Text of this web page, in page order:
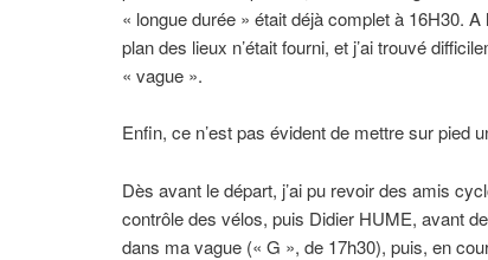
« longue durée » était déjà complet à 16H30.
plan des lieux n’était fourni, et j’ai trouvé
« vague ».
Enfin, ce n’est pas évident de mettre sur pied
Dès avant le départ, j’ai pu revoir des amis
contrôle des vélos, puis Didier HUME, avant
dans ma vague (« G », de 17h30), puis, en